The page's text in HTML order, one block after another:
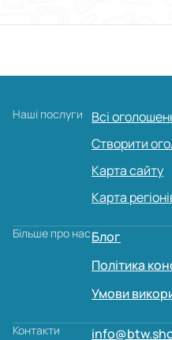
Наші послуги
Всі
Створити
Карта сайту
Карта
Більше про насБлог
Політика
Умови
Контакти